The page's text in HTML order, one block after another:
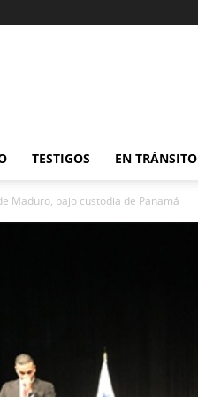
TESTIGOS EN TRÁNSITO
Maduro, bajo custodia de Panamá